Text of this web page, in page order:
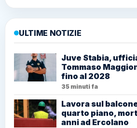
ULTIME NOTIZIE
Juve Stabia,
Tommaso
fino al 2028
35 minuti fa
Lavora sul
quarto piano,
anni ad Ercolano